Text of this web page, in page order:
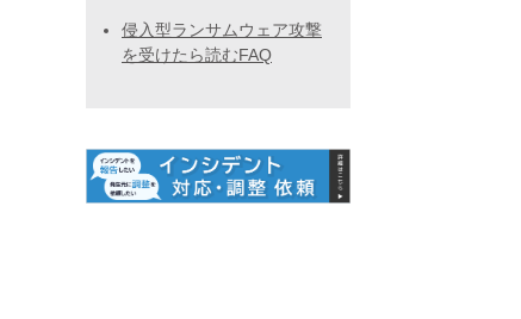
侵入型ランサムウェア攻撃
を受けたら読むFAQ